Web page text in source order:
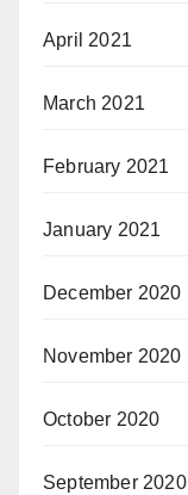
April 2021
March 2021
February 2021
January 2021
December 2020
November 2020
October 2020
September 2020